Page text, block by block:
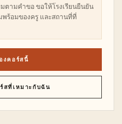
ตามคำขอ ขอให้โรงเรียนยืนยัน
ร้อมของครู และสถานที่ที่
งคอร์สนี้
สที่เหมาะกับฉัน